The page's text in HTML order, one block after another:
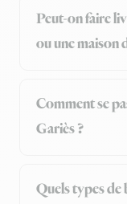
Peut-on faire
ou une maison
Comment se
Gariès ?
Quels types